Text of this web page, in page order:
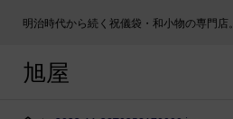
明治時代から続く祝儀袋・和小物の専門店。
旭屋